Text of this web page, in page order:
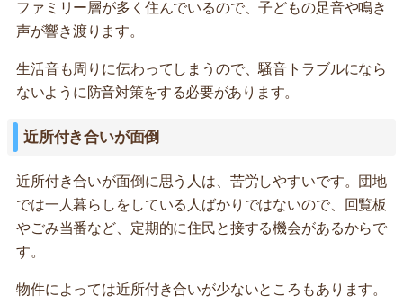
ファミリー層が多く住んでいるので、子どもの足音や鳴き
声が響き渡ります。
生活音も周りに伝わってしまうので、騒音トラブルになら
ないように防音対策をする必要があります。
近所付き合いが面倒
近所付き合いが面倒に思う人は、苦労しやすいです。団地
では一人暮らしをしている人ばかりではないので、回覧板
やごみ当番など、定期的に住民と接する機会があるからで
す。
物件によっては近所付き合いが少ないところもあります。